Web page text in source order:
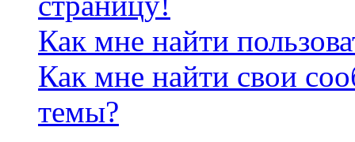
Как мне найти
Как мне найти свои
темы?